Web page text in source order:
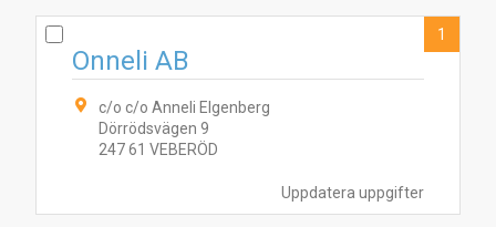
Uppdatera uppgifter
Onneli AB
c/o c/o Anneli Elgenberg
Dörrödsvägen 9
247 61 VEBERÖD
1